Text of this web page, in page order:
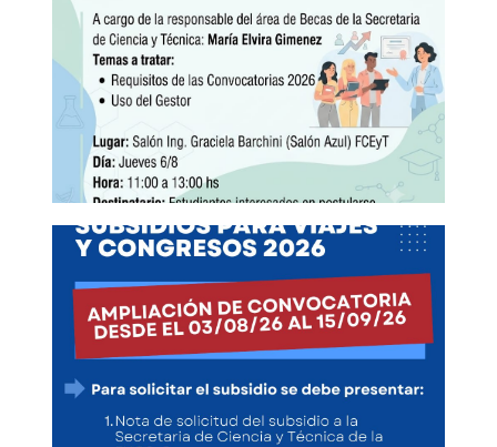
Jornada de capacitación sobre
Becas EVC-CIN 2026
La Secretaría de Ciencia y Técnica de la UNSE invita
a participar de una jornada de capacitación
destinada a estudiantes interesados en postularse
a las Becas EVC-CIN – Convocatoria 2026. Durante
requisitos de la convocatoria y el uso del sistema
de gestión de postulaciones. La capacitación
estará a […]